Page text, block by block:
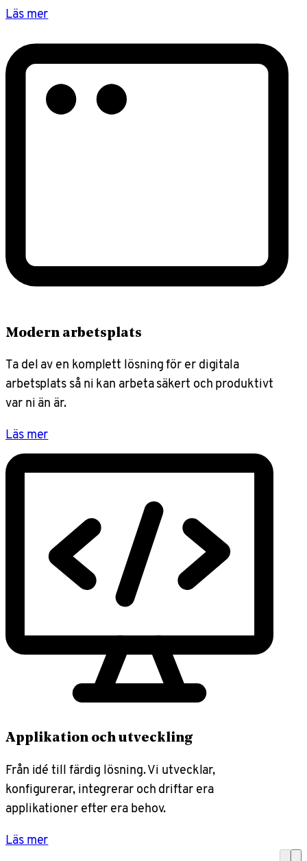
Läs mer
Modern arbetsplats
Ta del av en komplett lösning för er digitala
arbetsplats så ni kan arbeta säkert och produktivt
var ni än är.
Läs mer
Applikation och utveckling
Från idé till färdig lösning. Vi utvecklar,
konfigurerar, integrerar och driftar era
applikationer efter era behov.
Läs mer